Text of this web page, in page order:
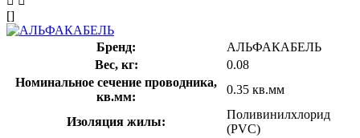
[]
Бренд:
АЛЬФАКАБЕЛЬ
Вес, кг:
0.08
Номинальное сечение проводника,
кв.мм:
0.35 кв.мм
Изоляция жилы:
Поливинилхлорид
(PVC)